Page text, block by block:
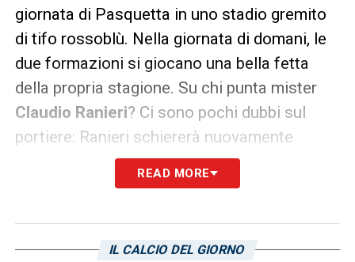
giornata di Pasquetta in uno stadio gremito
di tifo rossoblù. Nella giornata di domani, le
due formazioni si giocano una bella fetta
della propria stagione. Su chi punta mister
Claudio Ranieri? Ci sono pochi dubbi sul
portiere: Ranieri schiererà nuovamente
Simone Scuffetfra i pali. Le colonne
La Gazzetta dello Sport
READ MORE
IL CALCIO DEL GIORNO